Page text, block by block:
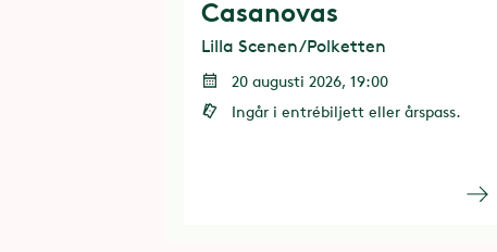
Casanovas
Lilla Scenen/Polketten
20 augusti 2026, 19:00
Ingår i entrébiljett eller årspass.